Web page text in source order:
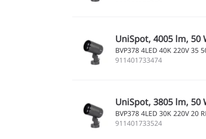
UniSpot, 4005 lm,
BVP378 4LED 40K 220V 35
911401733474
UniSpot, 3805 lm, 50
BVP378 4LED 30K 220V 20
911401733524